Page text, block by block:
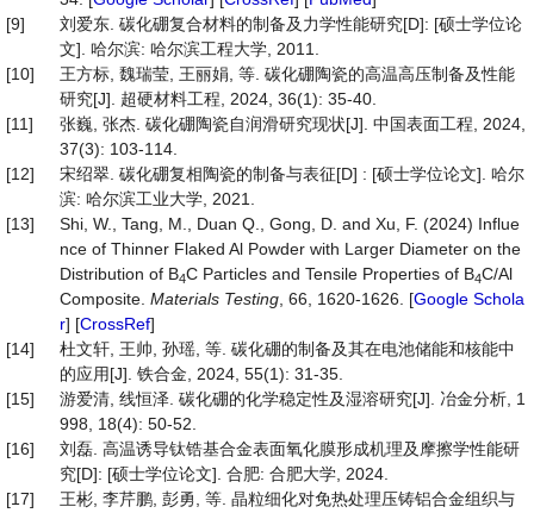
[9]
刘爱东. 碳化硼复合材料的制备及力学性能研究[D]: [硕士学位论
文]. 哈尔滨: 哈尔滨工程大学, 2011.
[10]
王方标, 魏瑞莹, 王丽娟, 等. 碳化硼陶瓷的高温高压制备及性能
研究[J]. 超硬材料工程, 2024, 36(1): 35-40.
[11]
张巍, 张杰. 碳化硼陶瓷自润滑研究现状[J]. 中国表面工程, 2024,
37(3): 103-114.
[12]
宋绍翠. 碳化硼复相陶瓷的制备与表征[D] : [硕士学位论文]. 哈尔
滨: 哈尔滨工业大学, 2021.
[13]
Shi, W., Tang, M., Duan Q., Gong, D. and Xu, F. (2024) Influe
nce of Thinner Flaked Al Powder with Larger Diameter on the
Distribution of B4C Particles and Tensile Properties of B4C/Al
Composite. Materials Testing , 66, 1620-1626. [Google Schola
r] [CrossRef]
[14]
杜文轩, 王帅, 孙瑶, 等. 碳化硼的制备及其在电池储能和核能中
的应用[J]. 铁合金, 2024, 55(1): 31-35.
[15]
游爱清, 线恒泽. 碳化硼的化学稳定性及湿溶研究[J]. 冶金分析, 1
998, 18(4): 50-52.
[16]
刘磊. 高温诱导钛锆基合金表面氧化膜形成机理及摩擦学性能研
究[D]: [硕士学位论文]. 合肥: 合肥大学, 2024.
[17]
王彬, 李芹鹏, 彭勇, 等. 晶粒细化对免热处理压铸铝合金组织与